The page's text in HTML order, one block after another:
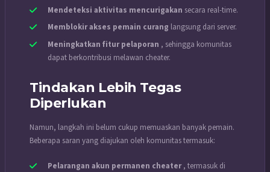
Mendeteksi aktivitas mencurigakan secara real-time.
Memblokir akses pemain curang langsung dari server.
Meningkatkan fitur pelaporan , sehingga komunitas
dapat berkontribusi melawan cheater.
Tindakan Lebih Tegas
Diperlukan
Namun, langkah ini belum cukup memuaskan banyak pemain.
Beberapa saran yang diajukan oleh komunitas termasuk:
Pelarangan akun permanen cheater, termasuk di